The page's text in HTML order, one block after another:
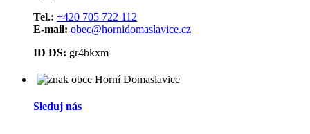
Tel.: +420 705 722 112
E-mail: obec@hornidomaslavice.cz
ID DS: gr4bkxm
Sleduj nás